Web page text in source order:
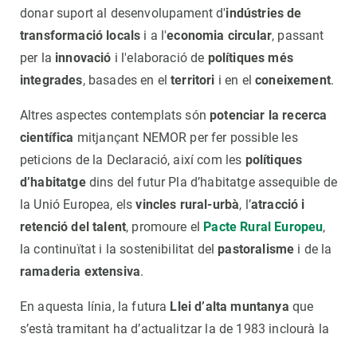
donar suport al desenvolupament d'indústries de
transformació locals i a l'economia circular, passant
per la innovació i l'elaboració de polítiques més
integrades, basades en elterritori i en elconeixement.
Altres aspectes contemplats sónpotenciar la recerca
científica mitjançant NEMOR per fer possible les
peticions de la Declaració, així com les polítiques
d’habitatgedins del futur Pla d’habitatge assequible de
la Unió Europea, elsvincles rural-urbà, l’atracció i
retenció del talent, promoure el Pacte Rural Europeu,
la continuïtat i la sostenibilitat delpastoralisme i de la
ramaderia extensiva.
En aquesta línia, la futura Llei d’alta muntanya que
s’està tramitant ha d’actualitzar la de 1983 inclourà la